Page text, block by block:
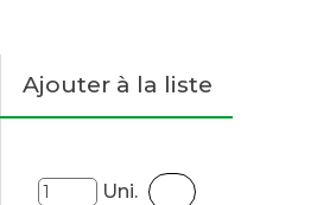
Ajouter à la liste
Uni.